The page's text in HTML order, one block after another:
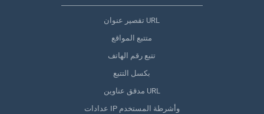
تقصير عنوان URL
متتبع المواقع
تتبع رقم الهاتف
بكسل التتبع
مدقق عناوين URL
عدادات IP وأشرطة المستخدم